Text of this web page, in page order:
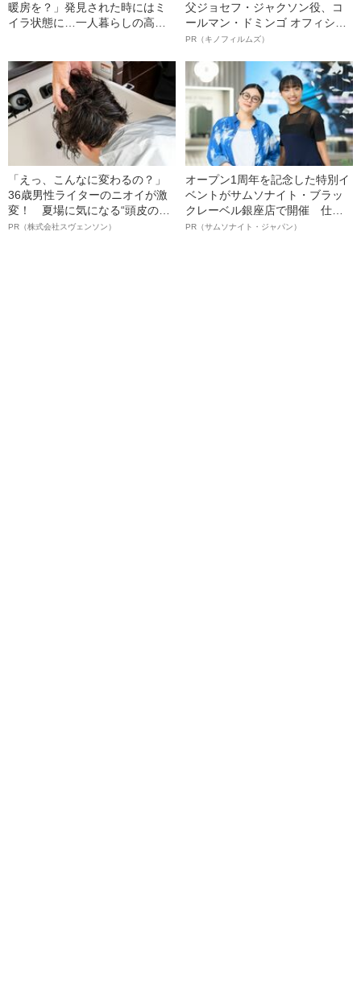
暖房を？」発見された時にはミ
イラ状態に…一人暮らしの高齢
父ジョセフ・ジャクソン役、コ
ールマン・ドミンゴ オフィシャ
ルインタビュー“観客を魅了した
語る”《日本興収70億円突破》
PR（キノフィルムズ）
「えっ、こんなに変わるの？」
36歳男性ライターのニオイが激
変！ 夏場に気になる“頭皮のニ
オイ”や“ベタつき”を解消す
PR（株式会社スヴェンソン）
オープン1周年を記念した特別イ
ベントがサムソナイト・ブラッ
クレーベル銀座店で開催 仕事
も人生も自分らしく～笑顔あふ
PR（サムソナイト・ジャパン）